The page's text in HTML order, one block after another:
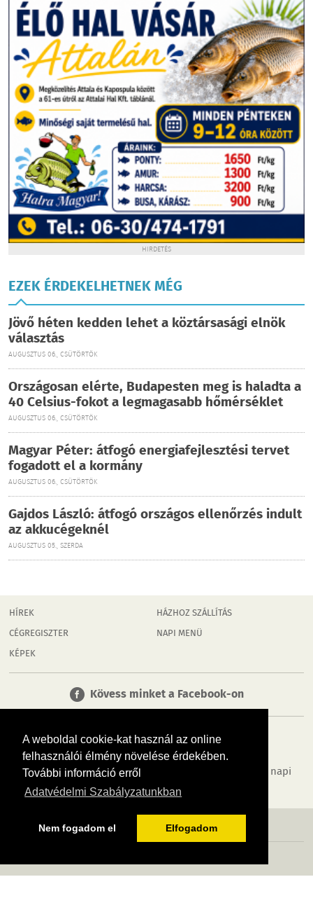
A weboldal cookie-kat használ az online
felhasználói élmény növelése érdekében.
További információ erről
Adatvédelmi Szabályzatunkban
Nem fogadom el Elfogadom
HIRDETÉS
EZEK ÉRDEKELHETNEK MÉG
Jövő héten kedden lehet a köztársasági elnök
választás
AUGUSZTUS 06., CSÜTÖRTÖK
Országosan elérte, Budapesten meg is haladta a
40 Celsius-fokot a legmagasabb hőmérséklet
AUGUSZTUS 06., CSÜTÖRTÖK
Magyar Péter: átfogó energiafejlesztési tervet
fogadott el a kormány
AUGUSZTUS 06., CSÜTÖRTÖK
Gajdos László: átfogó országos ellenőrzés indult
az akkucégeknél
AUGUSZTUS 05., SZERDA
HÍREK
CÉGREGISZTER
KÉPEK
HÁZHOZ SZÁLLÍTÁS
NAPI MENÜ
Kövess minket a Facebook-on
Tudj meg többet városodról! Hírek, programok, képek, napi
menü, cégek…. és minden, ami Kurd
MÉDIAAJÁNLÓ ADATVÉDELEM IMPRESSZUM RÓLUNK